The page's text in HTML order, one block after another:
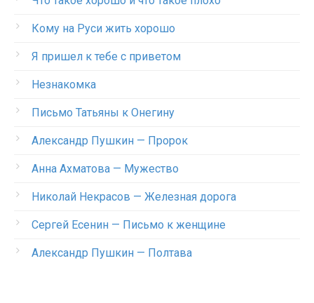
Кому на Руси жить хорошо
Я пришел к тебе с приветом
Незнакомка
Письмо Татьяны к Онегину
Александр Пушкин — Пророк
Анна Ахматова — Мужество
Николай Некрасов — Железная дорога
Сергей Есенин — Письмо к женщине
Александр Пушкин — Полтава